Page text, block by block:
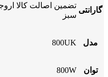
گارانتی
تضمین اصالت کالا
سبز
مدل 800UK
توان 800W